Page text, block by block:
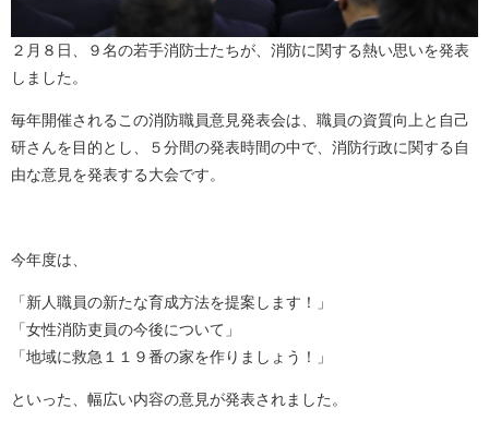
２月８日、９名の若手消防士たちが、消防に関する熱い思いを発表
しました。
毎年開催されるこの消防職員意見発表会は、職員の資質向上と自己
研さんを目的とし、５分間の発表時間の中で、消防行政に関する自
由な意見を発表する大会です。
今年度は、
「新人職員の新たな育成方法を提案します！」
「女性消防吏員の今後について」
「地域に救急１１９番の家を作りましょう！」
といった、幅広い内容の意見が発表されました。